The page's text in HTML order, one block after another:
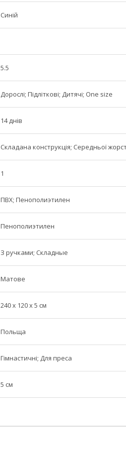
Синій
5.5
Дорослі; Підліткові; Дитячі; One size
14 днів
Складана конструкція; Середньої
1
ПВХ; Пенополиэтилен
Пенополиэтилен
З ручками; Складные
Матове
240 x 120 x 5 см
Польща
Гімнастичні; Для преса
5 см